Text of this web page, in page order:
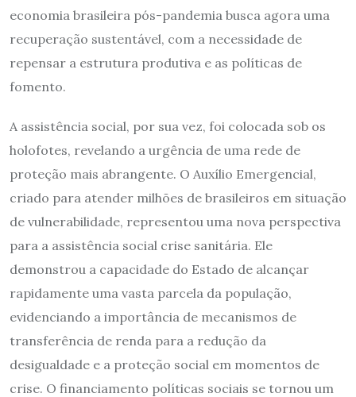
economia brasileira pós-pandemia busca agora uma
recuperação sustentável, com a necessidade de
repensar a estrutura produtiva e as políticas de
fomento.
A assistência social, por sua vez, foi colocada sob os
holofotes, revelando a urgência de uma rede de
proteção mais abrangente. O Auxílio Emergencial,
criado para atender milhões de brasileiros em situação
de vulnerabilidade, representou uma nova perspectiva
para a assistência social crise sanitária. Ele
demonstrou a capacidade do Estado de alcançar
rapidamente uma vasta parcela da população,
evidenciando a importância de mecanismos de
transferência de renda para a redução da
desigualdade e a proteção social em momentos de
crise. O financiamento políticas sociais se tornou um